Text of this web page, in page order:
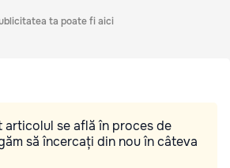
ta poate fi aici
articolul se află în proces de
să încercați din nou în câteva